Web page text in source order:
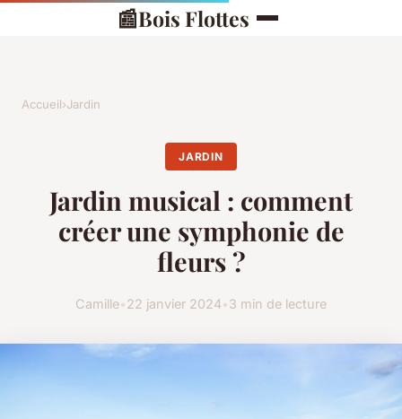
📰Bois Flottes
Accueil›Jardin
JARDIN
Jardin musical : comment
créer une symphonie de
fleurs ?
Camille•22 janvier 2024•3 min de lecture